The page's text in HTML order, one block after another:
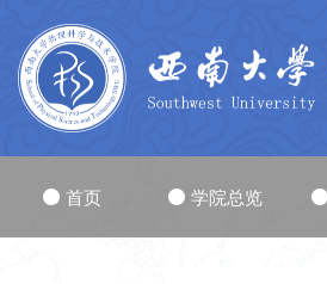
首页 学院总览